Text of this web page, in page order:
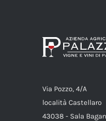
Via Pozzo, 4/A
località Castellaro
43038 - Sala